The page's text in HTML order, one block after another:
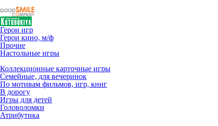
Герои игр
Герои кино, м/ф
Прочие
Настольные игры
Коллекционные карточные игры
Семейные, для вечеринок
По мотивам фильмов, игр, книг
В дорогу
Игры для детей
Головоломки
Атрибутика